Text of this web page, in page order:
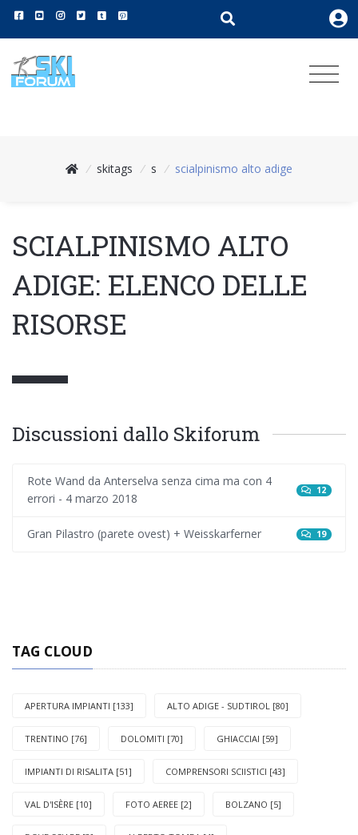
/ skitags / s / scialpinismo alto adige
SCIALPINISMO ALTO
ADIGE: ELENCO DELLE
RISORSE
Discussioni dallo Skiforum
Rote Wand da Anterselva senza cima ma con 4
errori - 4 marzo 2018
12
Gran Pilastro (parete ovest) + Weisskarferner 19
TAG CLOUD
APERTURA IMPIANTI [133] ALTO ADIGE - SUDTIROL [80]
TRENTINO [76] DOLOMITI [70] GHIACCIAI [59]
IMPIANTI DI RISALITA [51] COMPRENSORI SCIISTICI [43]
VAL D'ISÈRE [10] FOTO AEREE [2] BOLZANO [5]